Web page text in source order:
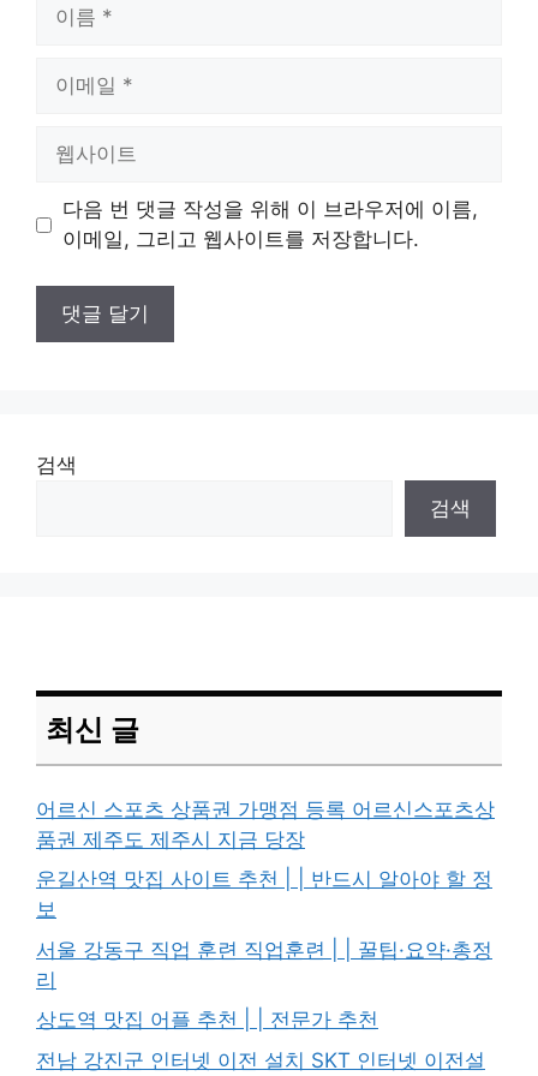
트
다음 번 댓글 작성을 위해 이 브라우저에 이름,
이메일, 그리고 웹사이트를 저장합니다.
검색
검색
최신 글
어르신 스포츠 상품권 가맹점 등록 어르신스포츠상
품권 제주도 제주시 지금 당장
운길산역 맛집 사이트 추천 | | 반드시 알아야 할 정
보
서울 강동구 직업 훈련 직업훈련 | | 꿀팁·요약·총정
리
상도역 맛집 어플 추천 | | 전문가 추천
전남 강진군 인터넷 이전 설치 SKT 인터넷 이전설